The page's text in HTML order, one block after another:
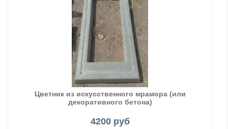
Цветник из искусственного мрамора (или
декоративного бетона)
4200 руб